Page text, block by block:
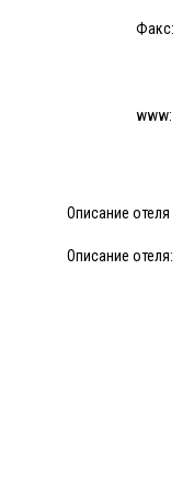
Факс:
www:
Описание отеля
Описание отеля: